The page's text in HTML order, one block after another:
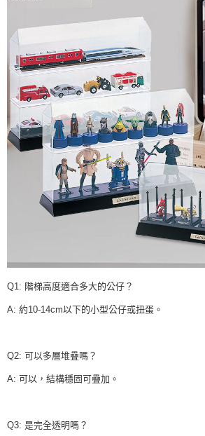
Q1: 階梯高度適合多大的公仔？
A: 約10-14cm以下的小型公仔或扭蛋。
Q2: 可以多層堆疊嗎？
A: 可以，結構穩固可疊加。
Q3: 是完全透明嗎？